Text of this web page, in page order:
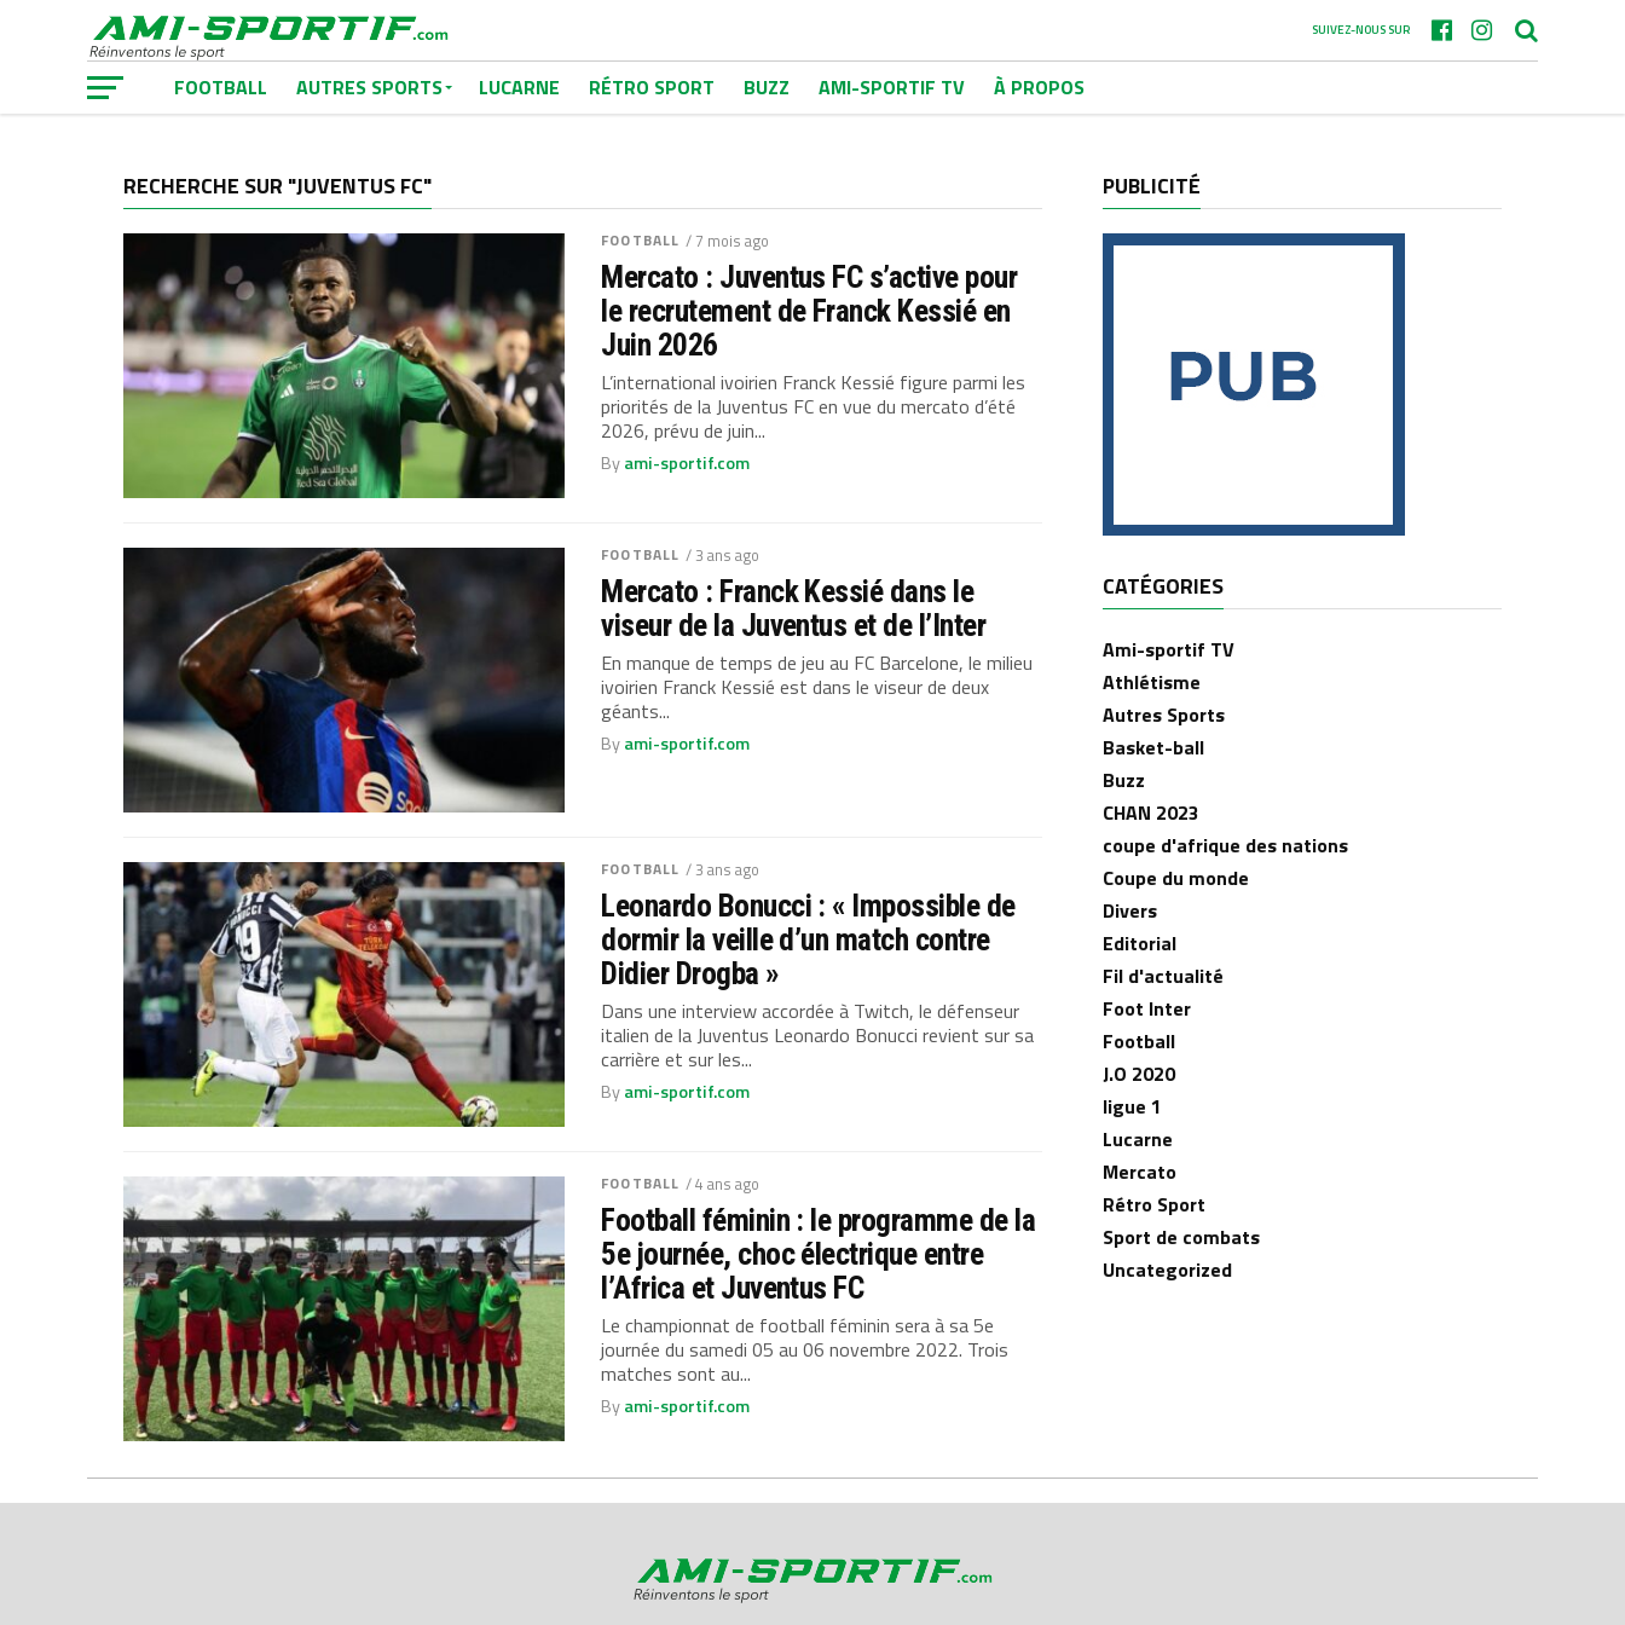
SUIVEZ-NOUS SUR
FOOTBALL AUTRES SPORTS LUCARNE RÉTRO SPORT BUZZ AMI-SPORTIF TV À PROPOS
RECHERCHE SUR "JUVENTUS FC"
FOOTBALL / 7 mois ago
Mercato : Juventus FC s’active pour
le recrutement de Franck Kessié en
Juin 2026
L’international ivoirien Franck Kessié figure parmi les
priorités de la Juventus FC en vue du mercato d’été
2026, prévu de juin...
Byami-sportif.com
FOOTBALL / 3 ans ago
Mercato : Franck Kessié dans le
viseur de la Juventus et de l’Inter
En manque de temps de jeu au FC Barcelone, le milieu
ivoirien Franck Kessié est dans le viseur de deux
géants...
Byami-sportif.com
FOOTBALL / 3 ans ago
Leonardo Bonucci : « Impossible de
dormir la veille d’un match contre
Didier Drogba »
Dans une interview accordée à Twitch, le défenseur
italien de la Juventus Leonardo Bonucci revient sur sa
carrière et sur les...
Byami-sportif.com
FOOTBALL / 4 ans ago
Football féminin : le programme de la
5e journée, choc électrique entre
l’Africa et Juventus FC
Le championnat de football féminin sera à sa 5e
journée du samedi 05 au 06 novembre 2022. Trois
matches sont au...
Byami-sportif.com
PUBLICITÉ
CATÉGORIES
Ami-sportif TV
Athlétisme
Autres Sports
Basket-ball
Buzz
CHAN 2023
coupe d'afrique des nations
Coupe du monde
Divers
Editorial
Fil d'actualité
Foot Inter
Football
J.O 2020
ligue 1
Lucarne
Mercato
Rétro Sport
Sport de combats
Uncategorized